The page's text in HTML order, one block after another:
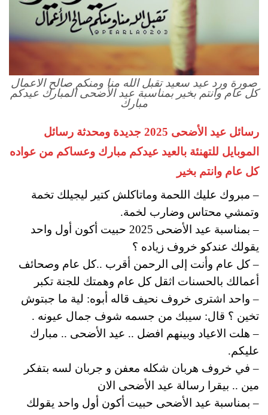
صورة ورد عيد سعيد تقبل الله منا ومنكم صالح الاعمال
كل عام وانتم بخير بمناسبة عيد الأضحى المبارك عيدكم
مبارك
رسائل عيد الأضحى 2025 جديدة ومحدثة رسائل
الموبايل للتهنئة بالعيد عيدكم مبارك وعساكم من عواده
كل عام وانتم بخير
– مبروك عليك اللحمة وماتاكلش كتير ليجيلك تخمة
وتمشي محتاس وضارب لخمة.
– بمناسبة عيد الأضحى 2025 حبيت أكون أول واحد
يقولك عندكو خروف زياده ؟
– كل عام وأنت إلى الرحمن أقرب ..كل عام وصحائف
أعمالك بالحسنات اثقل كل عام وهمتك للجنة تكبر
– واحد اشترى خروف نحيف قاله أبوه: لية ما جبتوش
تخين ؟ قال: سيبك من جسمه شوف جمال عيونه .
– هلت الاعياد وبينهم افضل .. عيد الأضحى .. مبارك
عليكم.
– في خروف هربان شكله معفن و جربان لسه بتفكر
مين .. بيقرا رسالة عيد الأضحى الان
– بمناسبة عيد الأضحى حبيت أكون أول واحد يقولك